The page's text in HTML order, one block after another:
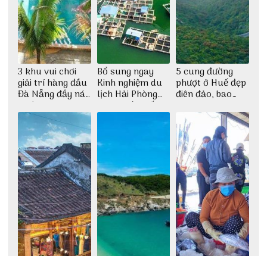
3 khu vui chơi
giải trí hàng đầu
Đà Nẵng đầy náo
nhiệt
Bổ sung ngay
Kinh nghiệm du
lịch Hải Phòng
2022 mới nhất
5 cung đường
phượt ở Huế đẹp
điên đảo, bao
dịch